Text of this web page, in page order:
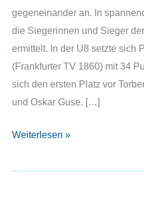
gegeneinander an. In
die Siegerinnen und Sieger
ermittelt. In der U8 setzte sich
(Frankfurter TV 1860) mit 34
sich den ersten Platz vor
und Oskar Guse. […]
Ergebnisse
Gründaupokal
Weiterlesen »